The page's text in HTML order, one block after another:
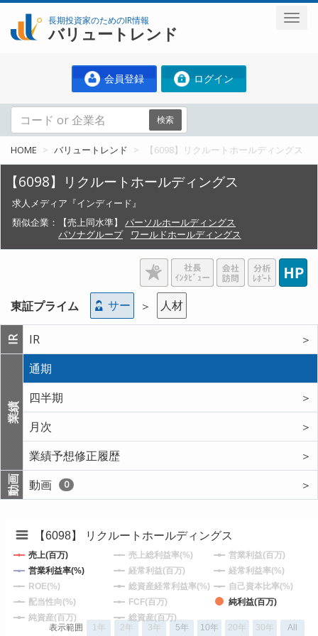
長期投資家のためのIR情報
バリュートレンド
会員登録 ログイン
検索
HOME バリュートレンド 【6098】リクルートホールディングス
【6098】リクルートホールディングス
求人メディア『インディード』
類似企業：
【売上同水準】
パーソルホールディングス
パソナグループ
ワールドホールディングス
東証プライム サー ＞ 人材
IR IR ＞
業績
通期
四半期
＞
月次
＞
業績予想修正履歴
＞
動画 動画 0 ＞
【6098】 リクルートホールディングス
表示範囲 1年 2年 3年 5年 10年 20年 30年 All
売上(百万) 売上総利益率(%)
営業利益(百万)
営業利益率(%)
経常利益(百万)
経常利益率(%)
ROE(%)
総資産経常利益率(%)
自己資本比率(%)
配当性向(%)
FCF(百万)
純利益(百万)
純資産(百万)
総資産(百万)